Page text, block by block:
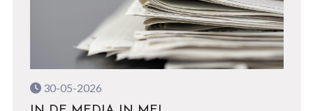
30-05-2026